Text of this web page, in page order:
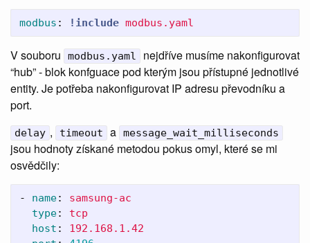
modbus : !include modbus.yaml
V souboru modbus.yaml
nejdříve musíme nakonfigurovat
“hub” - blok konfguace pod kterým jsou přístupné jednotlivé
entity. Je potřeba nakonfigurovat IP adresu převodníku a
port.
delay , timeout a message_wait_milliseconds
jsou hodnoty získané metodou pokus omyl, které se mi
osvědčily:
- name:
samsung-ac
type:
tcp
host :
192.168.1.42